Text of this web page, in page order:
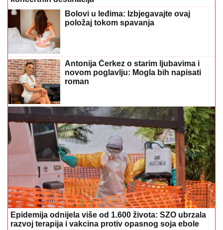
Bolovi u leđima: Izbjegavajte ovaj
položaj tokom spavanja
Antonija Čerkez o starim ljubavima i
novom poglavlju: Mogla bih napisati
roman
Epidemija odnijela više od 1.600 života: SZO ubrzala
razvoj terapija i vakcina protiv opasnog soja ebole